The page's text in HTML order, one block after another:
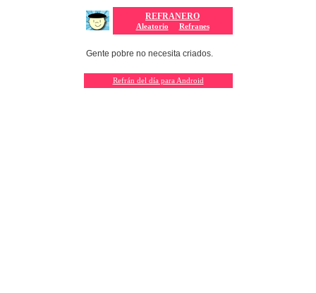
REFRANERO
Aleatorio Refranes
Gente pobre no necesita criados.
Refrán del día para Android